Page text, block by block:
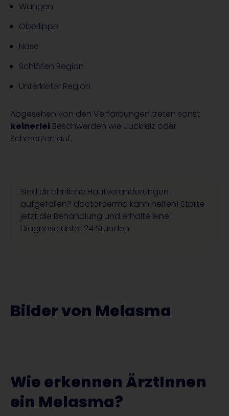
Wangen
Oberlippe
Nase
Schläfen Region
Unterkiefer Region
Abgesehen von den Verfärbungen treten sonst
keinerlei Beschwerden wie Juckreiz oder
Schmerzen auf.
Sind dir ähnliche Hautveränderungen
aufgefallen? doctorderma kann helfen! Starte
jetzt die Behandlung und erhalte eine
Diagnose unter 24 Stunden.
Bilder von Melasma
Wie erkennen ÄrztInnen
ein Melasma?